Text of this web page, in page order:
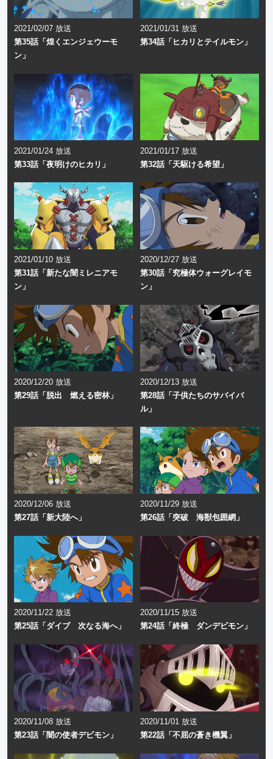
2021/02/07 放送
第35話「煌くエンジェウーモ
ン」
2021/01/31 放送
第34話「ヒカリとテイルモン」
2021/01/24 放送
第33話「夜明けのヒカリ」
2021/01/17 放送
第32話「天駆ける希望」
2021/01/10 放送
第31話「新たな闇ミレニアモ
ン」
2020/12/27 放送
第30話「究極体ウォーグレイモ
ン」
2020/12/20 放送
第29話「脱出 燃える密林」
2020/12/13 放送
第28話「子供たちのサバイバ
ル」
2020/12/06 放送
第27話「新大陸へ」
2020/11/29 放送
第26話「突破 海獣包囲網」
2020/11/22 放送
第25話「ダイブ 次なる海へ」
2020/11/15 放送
第24話「終極 ダンデビモン」
2020/11/08 放送
第23話「闇の使者デビモン」
2020/11/01 放送
第22話「不屈の蒼き機翼」